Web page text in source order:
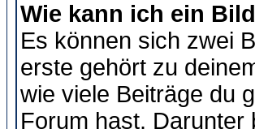
Wie kann ich ein
Es können sich zwei
erste gehört zu
wie viele Beiträge du
Forum hast. Darunter